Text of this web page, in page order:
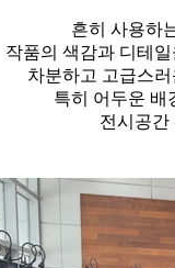
흔히 사용하
작품의 색감과 디테
차분하고 고급스
특히 어두운 배
전시공간